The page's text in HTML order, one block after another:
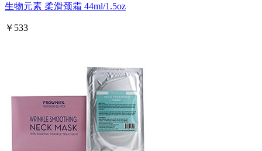
生物元素 柔滑颈霜 44ml/1.5oz
￥533